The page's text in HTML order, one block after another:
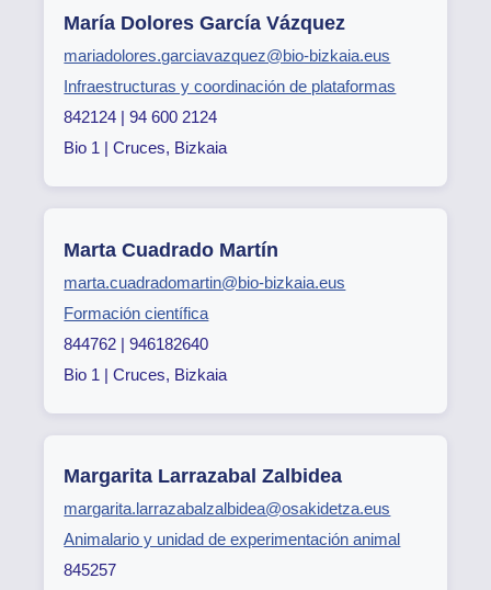
María Dolores García Vázquez
mariadolores.garciavazquez@bio-bizkaia.eus
Infraestructuras y coordinación de plataformas
842124 | 94 600 2124
Bio 1 | Cruces, Bizkaia
Marta Cuadrado Martín
marta.cuadradomartin@bio-bizkaia.eus
Formación científica
844762 | 946182640
Bio 1 | Cruces, Bizkaia
Margarita Larrazabal Zalbidea
margarita.larrazabalzalbidea@osakidetza.eus
Animalario y unidad de experimentación animal
845257